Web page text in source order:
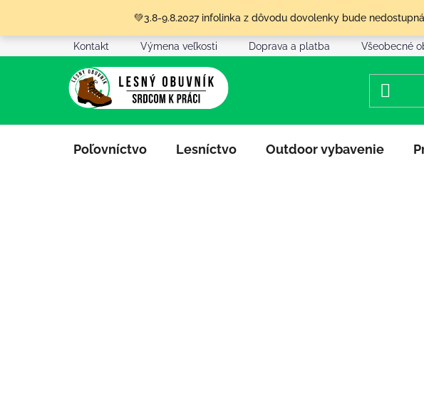
obsah
💚3.8-9.8.2027 infolinka z dôvodu dovolenky bude
Kontakt Výmena veľkosti Doprava a platba Všeobecné
Poľovníctvo Lesníctvo Outdoor vybavenie